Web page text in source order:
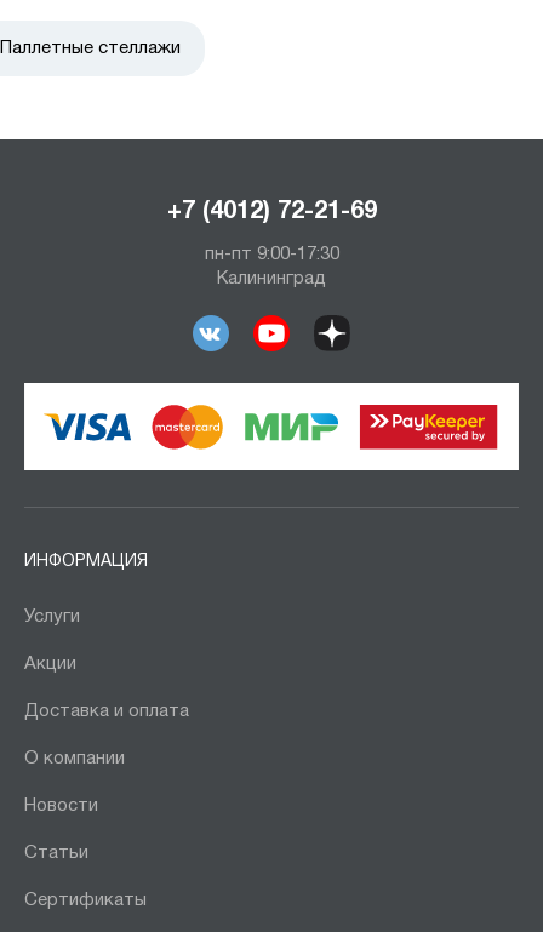
Паллетные стеллажи
+7 (4012) 72-21-69
пн-пт 9:00-17:30
Калининград
ИНФОРМАЦИЯ
Услуги
Акции
Доставка и оплата
О компании
Новости
Статьи
Сертификаты